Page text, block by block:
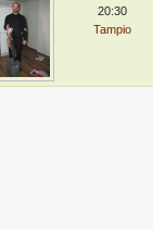
20:30
Tampio